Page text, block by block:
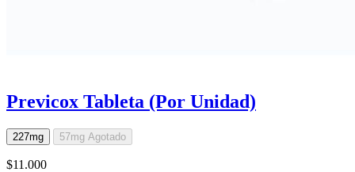
Previcox Tableta (Por Unidad)
227mg 57mg Agotado
$11.000